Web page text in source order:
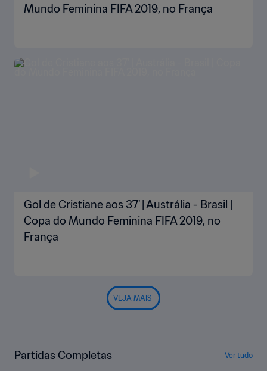
Mundo Feminina FIFA 2019, no França
Gol de Cristiane aos 37' | Austrália - Brasil |
Copa do Mundo Feminina FIFA 2019, no
França
VEJA MAIS
Partidas Completas Ver tudo